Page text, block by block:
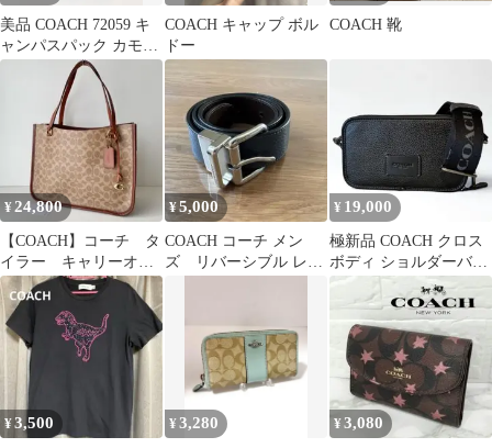
美品 COACH 72059 キ
ャンパスパック カモフ
ラ ボディバッグ
COACH キャップ ボル
ドー
COACH 靴
¥24,800
【COACH】コーチ タ
イラー キャリーオー
ル トートバッグ タ
ン ブラウン
¥5,000
COACH コーチ メン
ズ リバーシブル レザ
¥ 19,000
極新品 COACH クロス
ボディ ショルダーバッ
グ ワイアット カメラバ
ッグ 黒
¥3,500 ¥3,280 ¥3,080